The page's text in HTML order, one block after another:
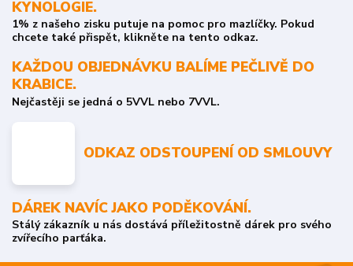
KYNOLOGIE.
1% z našeho zisku putuje na pomoc pro mazlíčky. Pokud
chcete také přispět, klikněte na tento odkaz.
KAŽDOU OBJEDNÁVKU BALÍME PEČLIVĚ DO
KRABICE.
Nejčastěji se jedná o 5VVL nebo 7VVL.
ODKAZ ODSTOUPENÍ OD SMLOUVY
DÁREK NAVÍC JAKO PODĚKOVÁNÍ.
Stálý zákazník u nás dostává příležitostně dárek pro svého
zvířecího parťáka.